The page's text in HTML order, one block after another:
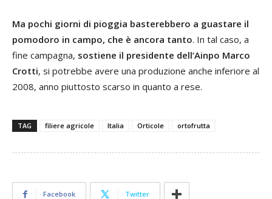
Ma pochi giorni di pioggia basterebbero a guastare il
pomodoro in campo, che è ancora tanto. In tal caso, a
fine campagna, sostiene il presidente dell’Ainpo Marco
Crotti, si potrebbe avere una produzione anche inferiore al
2008, anno piuttosto scarso in quanto a rese.
TAG filiere agricole Italia Orticole ortofrutta
Facebook Twitter